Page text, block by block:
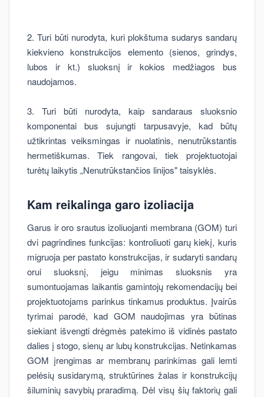
2. Turi būti nurodyta, kuri plokštuma sudarys sandarų
kiekvieno konstrukcijos elemento (sienos, grindys,
lubos ir kt.) sluoksnį ir kokios medžiagos bus
naudojamos.
3. Turi būti nurodyta, kaip sandaraus sluoksnio
komponentai bus sujungti tarpusavyje, kad būtų
užtikrintas veiksmingas ir nuolatinis, nenutrūkstantis
hermetiškumas. Tiek rangovai, tiek projektuotojai
turėtų laikytis „Nenutrūkstančios linijos" taisyklės.
Kam reikalinga garo izoliacija
Garus ir oro srautus izoliuojanti membrana (GOM) turi
dvi pagrindines funkcijas: kontroliuoti garų kiekį, kuris
migruoja per pastato konstrukcijas, ir sudaryti sandarų
orui sluoksnį, jeigu minimas sluoksnis yra
sumontuojamas laikantis gamintojų rekomendacijų bei
projektuotojams parinkus tinkamus produktus. Įvairūs
tyrimai parodė, kad GOM naudojimas yra būtinas
siekiant išvengti drėgmės patekimo iš vidinės pastato
dalies į stogo, sienų ar lubų konstrukcijas. Netinkamas
GOM įrengimas ar membranų parinkimas gali lemti
pelėsių susidarymą, struktūrines žalas ir konstrukcijų
šiluminių savybių praradimą. Dėl visų šių faktorių gali